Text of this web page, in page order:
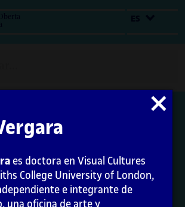
frente,
con, por o
contexto
Cerrar
es doctora en Visual Cultures
College University of London,
e integrante de
una oficina de arte y